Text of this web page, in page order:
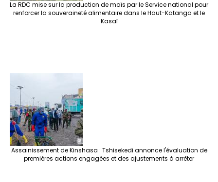
La RDC mise sur la production de maïs par le Service national pour
renforcer la souveraineté alimentaire dans le Haut-Katanga et le
Kasaï
Assainissement de Kinshasa : Tshisekedi annonce l'évaluation de
premières actions engagées et des ajustements à arrêter